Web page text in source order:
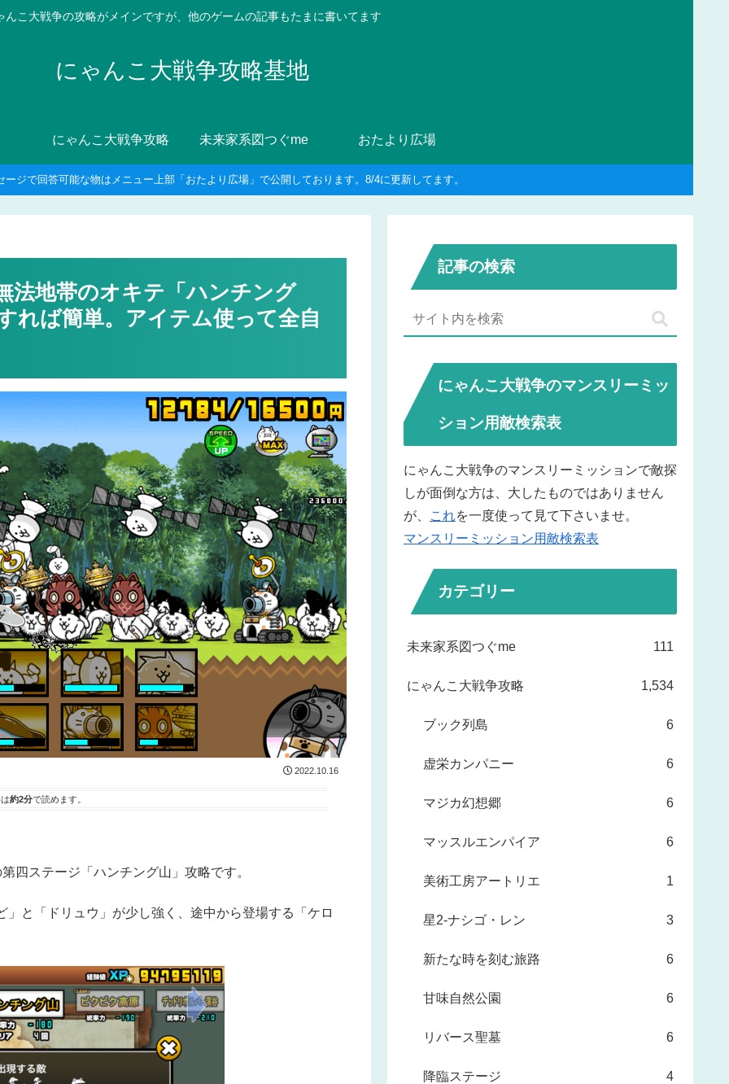
んこ大戦争の攻略がメインですが、他のゲームの記事もたまに書いてます
にゃんこ大戦争攻略基地
にゃんこ大戦争攻略 未来家系図つぐme おたより広場
ージで回答可能な物はメニュー上部「おたより広場」で公開しております。8/4に更新してます。
法地帯のオキテ「ハンチング
れば簡単。アイテム使って全自
2022.10.16
約2分で読めます。
四ステージ「ハンチング山」攻略です。
と「ドリュウ」が少し強く、途中から登場する「ケロ
記事の検索
にゃんこ大戦争のマンスリーミッ
ション用敵検索表
にゃんこ大戦争のマンスリーミッションで敵探
しが面倒な方は、大したものではありません
が、
これを一度使って見て下さいませ。
マンスリーミッション用敵検索表
カテゴリー
未来家系図つぐme 111
にゃんこ大戦争攻略 1,534
ブック列島 6
虚栄カンパニー 6
マジカ幻想郷 6
マッスルエンパイア 6
美術工房アートリエ 1
星2-ナシゴ・レン 3
新たな時を刻む旅路 6
甘味自然公園 6
リバース聖墓 6
降臨ステージ 4